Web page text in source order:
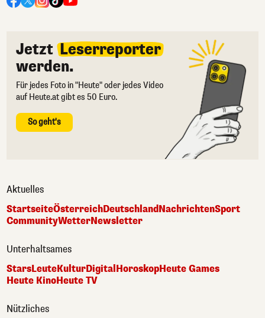
Jetzt Leserreporter
werden.
Für jedes Foto in "Heute" oder jedes Video
auf Heute.at gibt es 50 Euro.
So geht's
Aktuelles
StartseiteÖsterreichDeutschlandNachrichtenSport
CommunityWetterNewsletter
Unterhaltsames
StarsLeuteKulturDigital HoroskopHeute Games
Heute KinoHeute TV
Nützliches